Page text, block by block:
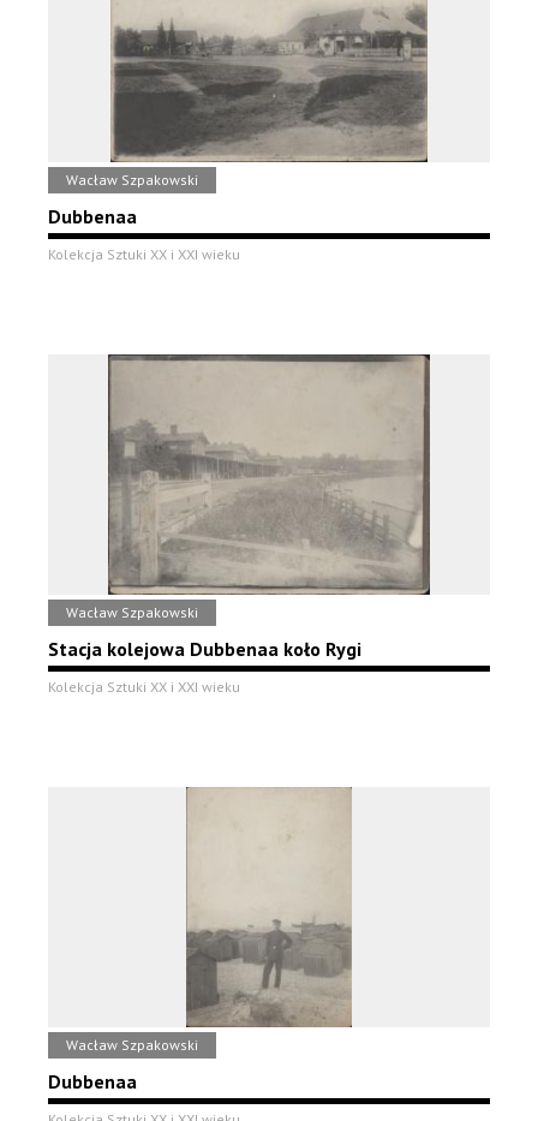
Wacław Szpakowski
Dubbenaa
Kolekcja Sztuki XX i XXI wieku
Wacław Szpakowski
Stacja kolejowa Dubbenaa koło Rygi
Kolekcja Sztuki XX i XXI wieku
Wacław Szpakowski
Dubbenaa